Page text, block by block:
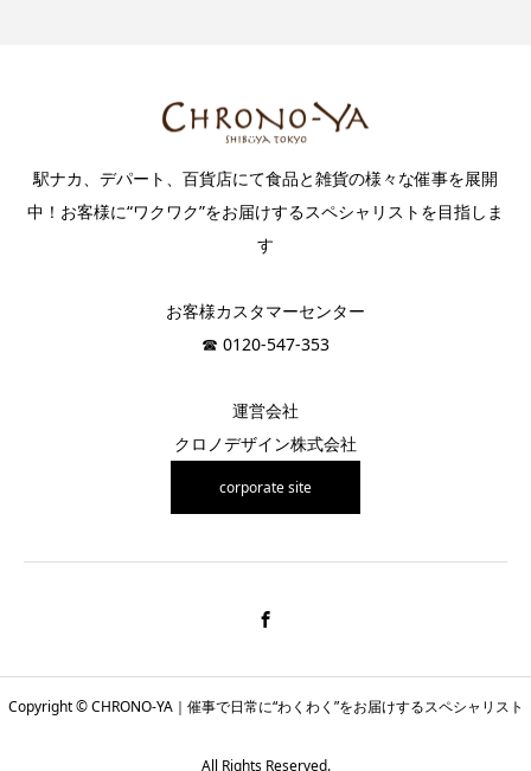
駅ナカ、デパート、百貨店にて食品と雑貨の様々な催事を展開
中！お客様に“ワクワク”をお届けするスペシャリストを目指しま
す
お客様カスタマーセンター
☎︎ 0120-547-353
運営会社
クロノデザイン株式会社
corporate site
Copyright © CHRONO-YA｜催事で日常に“わくわく”をお届けするスペシャリスト
All Rights Reserved.